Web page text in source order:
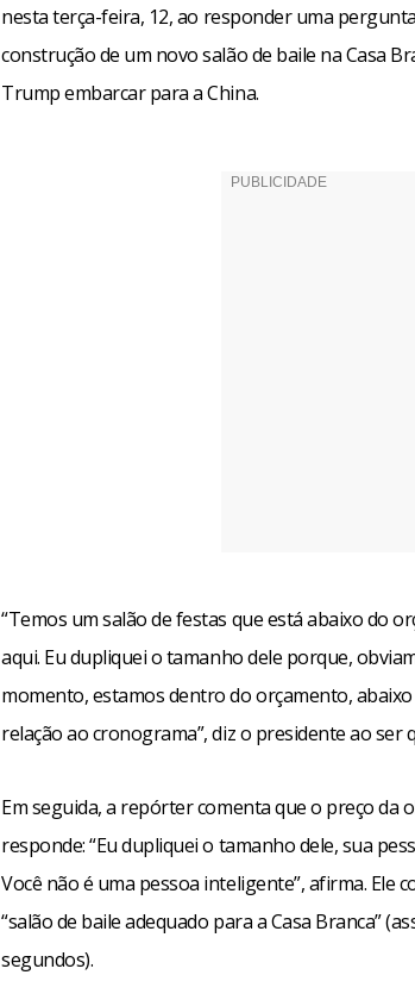
nesta terça-feira, 12, ao responder uma
construção de um novo salão de baile na Casa
Trump embarcar para a China.
“Temos um salão de festas que está abaixo do
aqui. Eu dupliquei o tamanho dele porque,
momento, estamos dentro do orçamento,
relação ao cronograma”, diz o presidente ao
Em seguida, a repórter comenta que o preço da
responde: “Eu dupliquei o tamanho dele, sua
Você não é uma pessoa inteligente”, afirma. Ele
“salão de baile adequado para a Casa Branca”
segundos).